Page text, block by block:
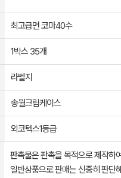
최고급면 코마40수
1박스 35개
라벨지
송월크림케이스
외코텍스1등급
판촉물은 판촉을 목적으로 제작하
일반상품으로 판매는 신중히 판단